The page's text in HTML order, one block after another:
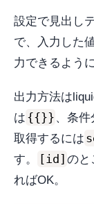
設定で見出し
で、入力した
力できるよう
出力方法は
は {{}} 、条件
取得するには
す。
[id] のと
ればOK。